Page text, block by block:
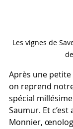
Les vignes de
Après une
on reprend
spécial millésime
Saumur. Et c’est
Monnier,